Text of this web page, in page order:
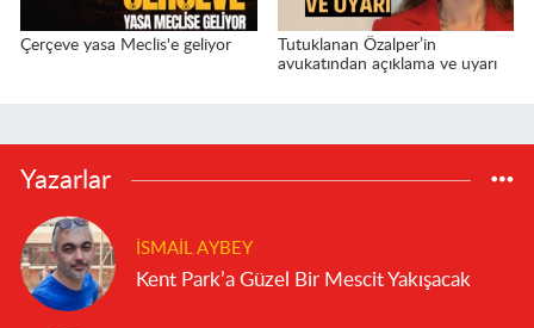
Çerçeve yasa Meclis'e geliyor
Tutuklanan Özalper’in
avukatından açıklama ve uyarı
Yazarlar
İSMAIL AYBEY
Kent Park’a Güzel Bir Mescit Yakışacak